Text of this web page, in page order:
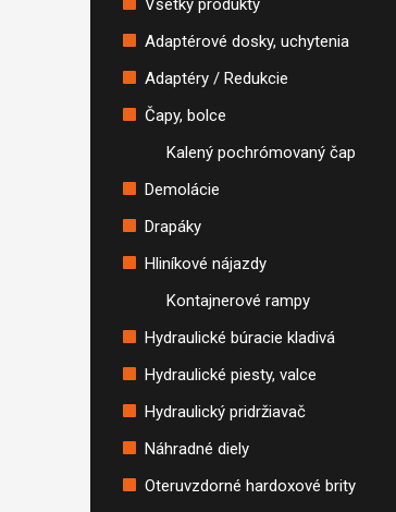
Všetky produkty
Adaptérové dosky, uchytenia
Adaptéry / Redukcie
Čapy, bolce
Kalený pochrómovaný čap
Demolácie
Drapáky
Hliníkové nájazdy
Kontajnerové rampy
Hydraulické búracie kladivá
Hydraulické piesty, valce
Hydraulický pridržiavač
Náhradné diely
Oteruvzdorné hardoxové brity